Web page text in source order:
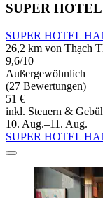
SUPER
SUPER HOTEL
26,2 km von Thạch
9,6/10
Außergewöhnlich
(27 Bewertungen)
51 €
inkl. Steuern &
10. Aug.–11. Aug.
SUPER HOTEL